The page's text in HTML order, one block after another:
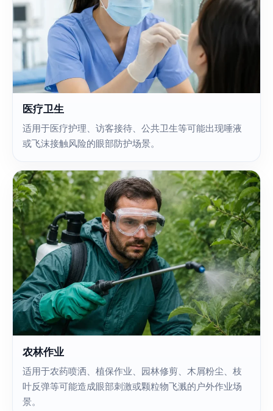
医疗卫生
适用于医疗护理、访客接待、公共卫生等可能出现唾液
或飞沫接触风险的眼部防护场景。
农林作业
适用于农药喷洒、植保作业、园林修剪、木屑粉尘、枝
叶反弹等可能造成眼部刺激或颗粒物飞溅的户外作业场
景。